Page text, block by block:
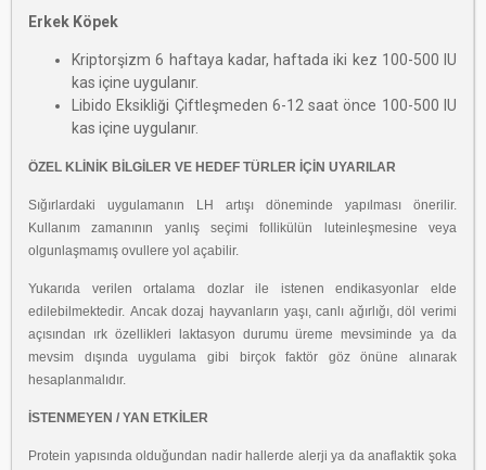
Erkek Köpek
Kriptorşizm 6 haftaya kadar, haftada iki kez 100-500 IU
kas içine uygulanır.
Libido Eksikliği Çiftleşmeden 6-12 saat önce 100-500 IU
kas içine uygulanır.
ÖZEL KLİNİK BİLGİLER VE HEDEF TÜRLER İÇİN UYARILAR
Sığırlardaki uygulamanın LH artışı döneminde yapılması önerilir.
Kullanım zamanının yanlış seçimi follikülün luteinleşmesine veya
olgunlaşmamış ovullere yol açabilir.
Yukarıda verilen ortalama dozlar ile istenen endikasyonlar elde
edilebilmektedir. Ancak dozaj hayvanların yaşı, canlı ağırlığı, döl verimi
açısından ırk özellikleri
laktasyon durumu üreme mevsiminde ya da
mevsim dışında uygulama gibi birçokfaktör göz önüne alınarak
hesaplanmalıdır.
İSTENMEYEN / YAN ETKİLER
Protein yapısında olduğundan nadir hallerde alerji ya da anaflaktik şoka